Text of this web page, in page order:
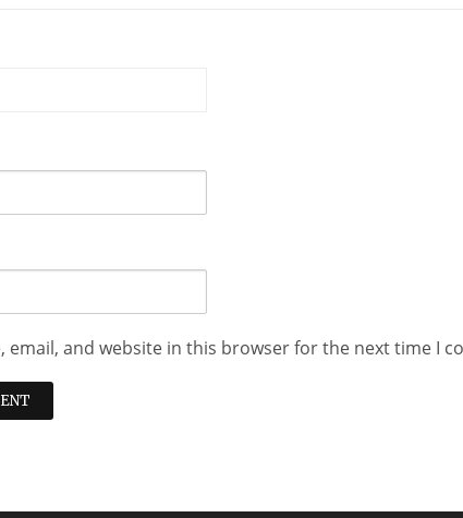
email, and website in this browser for the next time I